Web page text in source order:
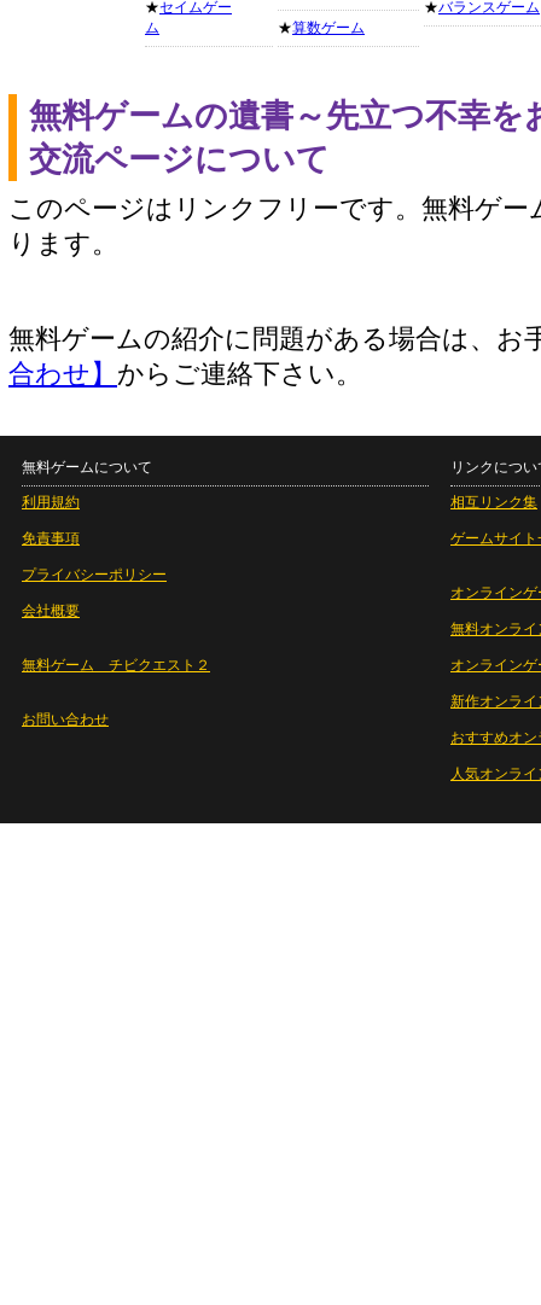
★セイムゲー
ム
★算数ゲーム
★バランスゲーム
無料ゲームの遺書～先立つ不幸を
交流ページについて
このページはリンクフリーです。無料ゲー
ります。
無料ゲームの紹介に問題がある場合は、お
合わせ】 からご連絡下さい。
無料ゲームについて
利用規約
免責事項
プライバシーポリシー
会社概要
無料ゲーム チビクエスト２
お問い合わせ
リンクについ
相互リンク集
ゲームサイト
オンラインゲ
無料オンライ
オンライン
新作オンライ
おすすめオ
人気オンラ